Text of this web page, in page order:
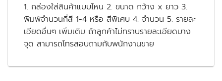
1. กล่องใส่สินค้าแบบไหน 2. ขนาด กว้าง x ยาว 3.
พิมพ์จำนวนกี่สี 1-4 หรือ สีพิเศษ 4. จำนวน 5. รายละ
เอียดอื่นๆ เพิ่มเติม ถ้าลูกค้าไม่ทราบรายละเอียดบาง
จุด สามารถโทรสอบถามกับพนักงานขาย